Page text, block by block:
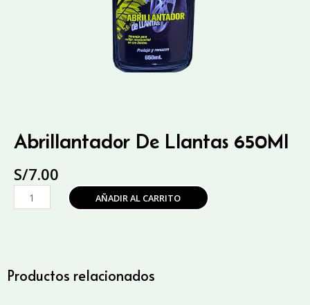
Abrillantador De Llantas 650Ml
S/7.00
Abrillantador
De
AÑADIR AL CARRITO
Productos relacionados